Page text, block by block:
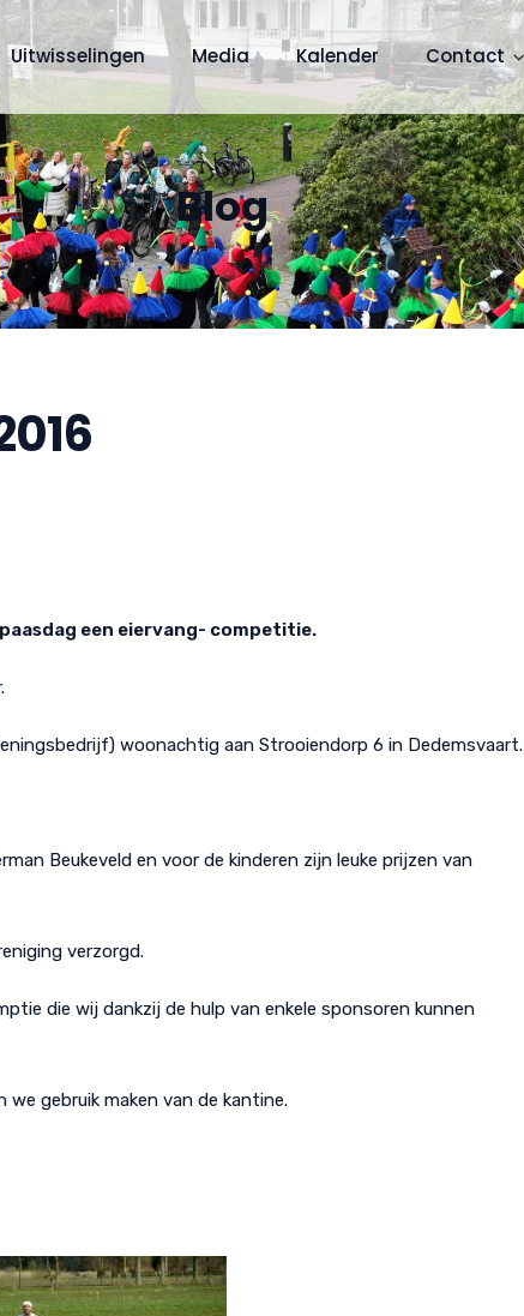
Uitwisselingen Media Kalender Contact
Blog
een eiervang- competitie.
woonachtig aan Strooiendorp 6 in Dedemsvaart.
Beukeveld en voor de kinderen zijn leuke prijzen van
verzorgd.
die wij dankzij de hulp van enkele sponsoren kunnen
gebruik maken van de kantine.